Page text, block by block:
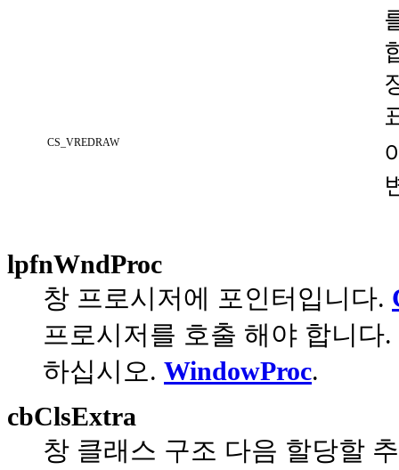
CS_VREDRAW
lpfnWndProc
창 프로시저에 포인터입니다.
프로시저를 호출 해야 합니
하십시오. WindowProc.
cbClsExtra
창 클래스 구조 다음 할당할